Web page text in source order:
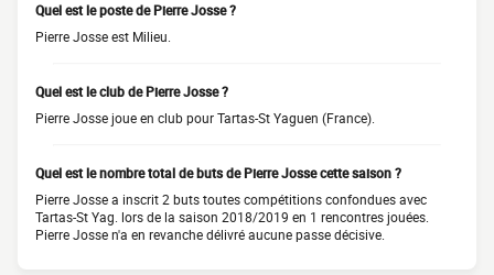
Quel est le poste de Pierre Josse ?
Pierre Josse est Milieu.
Quel est le club de Pierre Josse ?
Pierre Josse joue en club pour Tartas-St Yaguen (France).
Quel est le nombre total de buts de Pierre Josse cette saison ?
Pierre Josse a inscrit 2 buts toutes compétitions confondues avec
Tartas-St Yag. lors de la saison 2018/2019 en 1 rencontres jouées.
Pierre Josse n'a en revanche délivré aucune passe décisive.